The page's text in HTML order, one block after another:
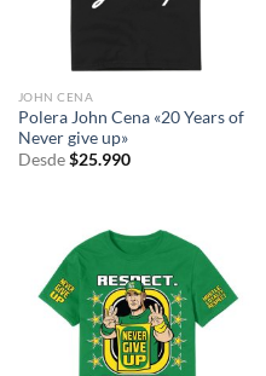
JOHN CENA
Polera John Cena «20 Years of
Never give up»
Desde $25.990